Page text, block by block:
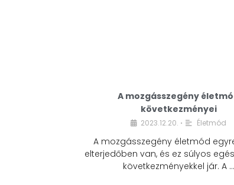
A mozgásszegény
következményei
2023.12.20. • Életmód
A mozgásszegény életmód
elterjedőben van, és ez súlyos
következményekkel jár. A …